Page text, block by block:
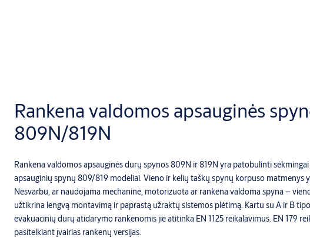
Rankena valdomos apsauginės
809N/819N
Rankena valdomos apsauginės durų spynos 809N ir 819N yra patobulinti
apsauginių spynų 809/819 modeliai. Vieno ir kelių taškų spynų korpuso matmenys
Nesvarbu, ar naudojama mechaninė, motorizuota ar rankena valdoma spyna –
užtikrina lengvą montavimą ir paprastą užraktų sistemos plėtimą. Kartu su A ir B tipo
evakuacinių durų atidarymo rankenomis jie atitinka EN 1125 reikalavimus. EN 179
pasitelkiant įvairias rankenų versijas.